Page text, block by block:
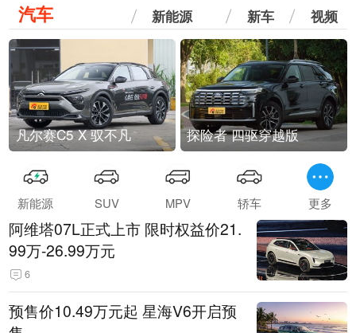
汽车 新能源 新车 视频
凡尔赛C5 X 驭不凡 探险者 四驱穿越版
新能源 SUV MPV 轿车 更多
阿维塔07L正式上市 限时权益价21.
99万-26.99万元
6
预售价10.49万元起 星海V6开启预